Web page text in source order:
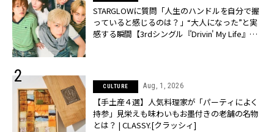
STARGLOWに質問「人生のハンドルを自分で握
っていると感じるのは？」“大️人になった”と実
感する瞬間【3rdシングル『Drivin' My Life』発
CULTURE Aug, 1, 2026
【手土産４選】人気料理家が「パーティによく
持参」見栄えも味わいもお墨付きの老舗の名物
とは？ | CLASSY.[クラッシィ]